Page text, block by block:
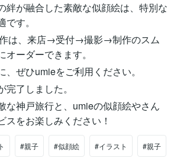
絆が融合した素敵な似顔絵は、特別な
す。
は、来店→受付→撮影→制作のスム
ーダーできます。
ぜひumieをご利用ください。
了しました。
な神戸旅行と、umieの似顔絵やさん
スをお楽しみください！
#親子 #似顔絵 #イラスト #親子